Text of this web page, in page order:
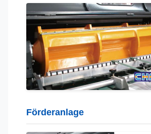
Förderanlage